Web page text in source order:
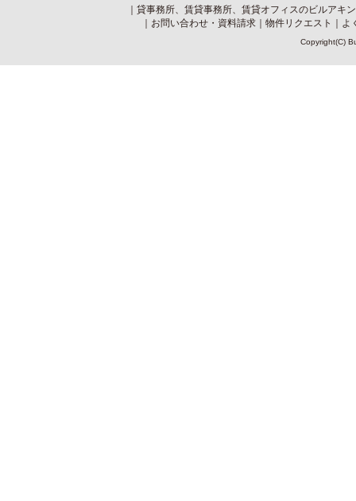
貸事務所、賃貸事務所、賃貸オフィスのビルアキ
お問い合わせ・資料請求 物件リクエスト よ
Copyright(C)